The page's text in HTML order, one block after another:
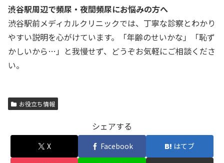
渋谷駅周辺で頻尿・夜間頻尿にお悩みの方へ
渋谷駅前メディカルクリニックでは、丁寧な診察とわかり
やすい説明を心がけています。「年齢のせいかな」「恥ず
かしいから…」と我慢せず、どうぞお気軽にご相談くださ
い。
お役立ち情報
シェアする
X Facebook はてブ